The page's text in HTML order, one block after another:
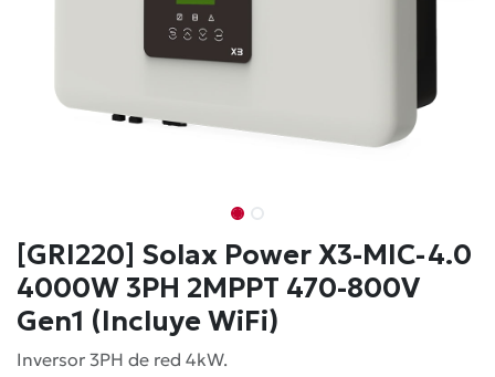
[GRI220] Solax Power X3-MIC-4.0
4000W 3PH 2MPPT 470-800V
Gen1 (Incluye WiFi)
Inversor 3PH de red 4kW.